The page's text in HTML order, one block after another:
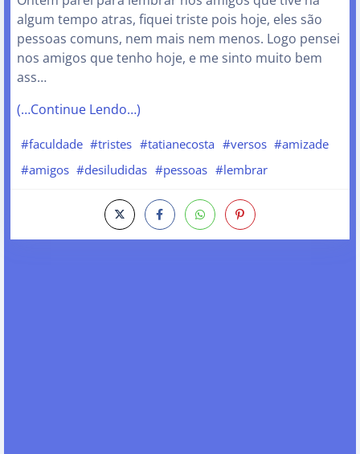
algum tempo atras, fiquei triste pois hoje, eles são
pessoas comuns, nem mais nem menos. Logo pensei
nos amigos que tenho hoje, e me sinto muito bem
ass…
(…Continue Lendo…)
#faculdade #tristes #tatianecosta #versos #amizade
#amigos #desiludidas #pessoas #lembrar